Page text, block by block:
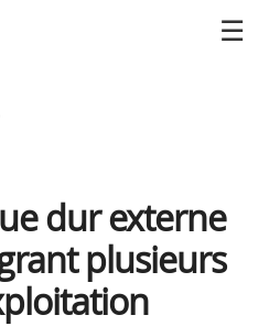
dur externe
plusieurs